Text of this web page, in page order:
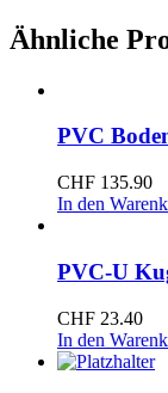
Ähnliche
PVC
CHF 135.90
In den
PVC-U
CHF 23.40
In den